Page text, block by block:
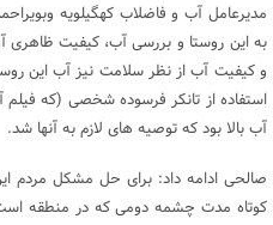
مدیرعامل آب و فاضلاب کهگیلویه
به این روستا و بررسی آب، کیفیت
و کیفیت آب از نظر سلامت نیز آب این
استفاده از تانکر فرسوده شخصی (که
آب بالا بود که توصیه های لازم به آنها شد.
صالحی ادامه داد: برای حل مشکل مردم
کوتاه مدت چشمه دومی که در منطقه